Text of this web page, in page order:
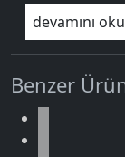
devamını
Benzer